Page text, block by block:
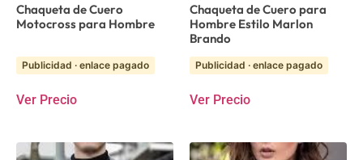
Chaqueta de Cuero
Motocross para Hombre
Publicidad · enlace pagado
Ver Precio
Chaqueta de Cuero para
Hombre Estilo Marlon
Brando
Publicidad · enlace pagado
Ver Precio